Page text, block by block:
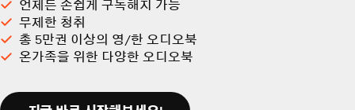
언제든 손쉽게 구독해지 가능
무제한 청취
총 5만권 이상의 영/한 오디오북
온가족을 위한 다양한 오디오북